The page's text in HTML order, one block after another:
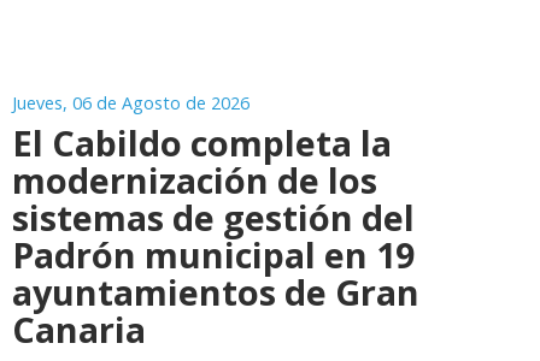
Jueves, 06 de Agosto de 2026
El Cabildo completa la
modernización de los
sistemas de gestión del
Padrón municipal en 19
ayuntamientos de Gran
Canaria